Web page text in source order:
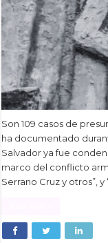
Son 109 casos de
ha documentado
Salvador ya fue
marco del conflicto
Serrano Cruz y otros”,